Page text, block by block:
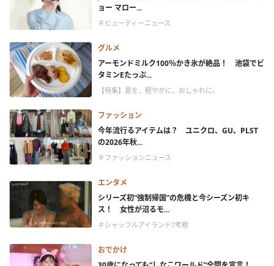
ョー マロー...
＃ビューティーニュース
グルメ
アーモンドミルク100％かき氷が絶品！ 池袋でビ
タミンEたっぷ...
【特集】夏を、軽やかに、おしゃれに。
ファッション
今年流行るアイテムは？ ユニクロ、GU、PLST
の2026年秋...
＃ファッションニュース
エンタメ
シリーズ初“強制帰国”の危機と今シーズン初キ
ス！ 女性が沼るモ...
＃シャッフルアイランド7考察
おでかけ